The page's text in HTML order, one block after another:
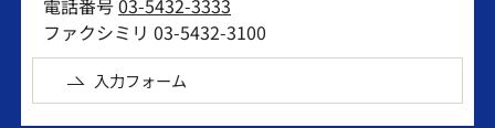
電話番号03-5432-3333
ファクシミリ 03-5432-3100
入力フォーム